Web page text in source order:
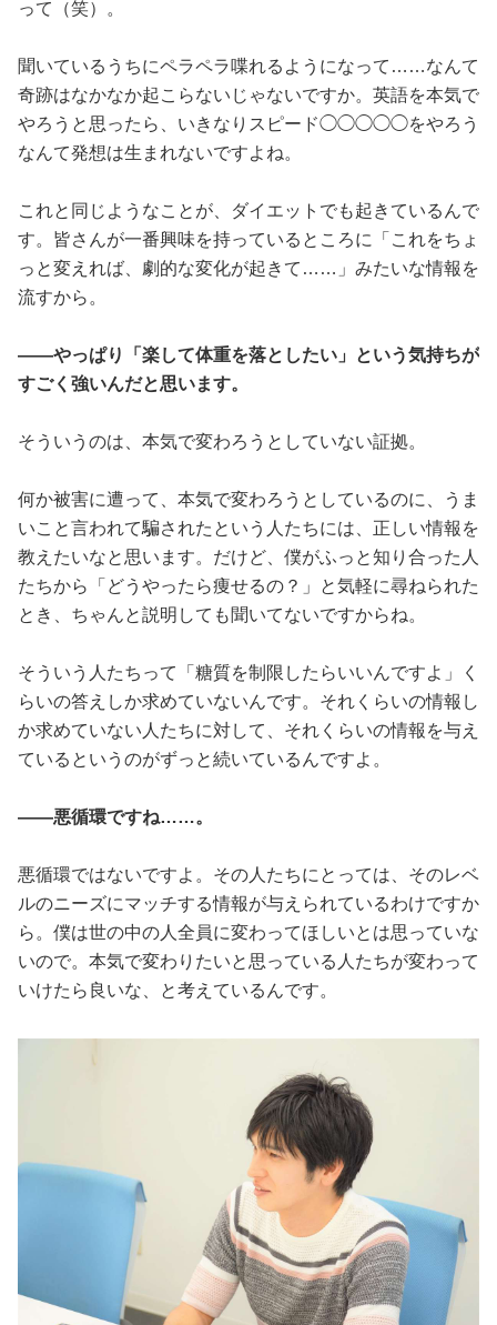
って（笑）。
聞いているうちにペラペラ喋れるようになって……なんて
奇跡はなかなか起こらないじゃないですか。英語を本気で
やろうと思ったら、いきなりスピード◯◯◯◯◯をやろう
なんて発想は生まれないですよね。
これと同じようなことが、ダイエットでも起きているんで
す。皆さんが一番興味を持っているところに「これをちょ
っと変えれば、劇的な変化が起きて……」みたいな情報を
流すから。
――やっぱり「楽して体重を落としたい」という気持ちが
すごく強いんだと思います。
そういうのは、本気で変わろうとしていない証拠。
何か被害に遭って、本気で変わろうとしているのに、うま
いこと言われて騙されたという人たちには、正しい情報を
教えたいなと思います。だけど、僕がふっと知り合った人
たちから「どうやったら痩せるの？」と気軽に尋ねられた
とき、ちゃんと説明しても聞いてないですからね。
そういう人たちって「糖質を制限したらいいんですよ」く
らいの答えしか求めていないんです。それくらいの情報し
か求めていない人たちに対して、それくらいの情報を与え
ているというのがずっと続いているんですよ。
――悪循環ですね……。
悪循環ではないですよ。その人たちにとっては、そのレベ
ルのニーズにマッチする情報が与えられているわけですか
ら。僕は世の中の人全員に変わってほしいとは思っていな
いので。本気で変わりたいと思っている人たちが変わって
いけたら良いな、と考えているんです。